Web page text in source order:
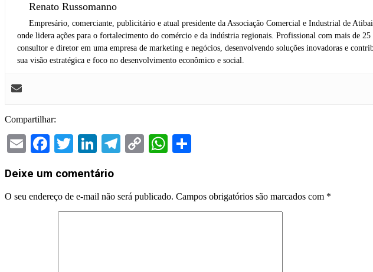
Renato Russomanno
Empresário, comerciante, publicitário e atual presidente da Associação Comercial e Industrial de
onde lidera ações para o fortalecimento do comércio e da indústria regionais. Profissional com mais de
consultor e diretor em uma empresa de marketing e negócios, desenvolvendo soluções inovadoras e
sua visão estratégica e foco no desenvolvimento econômico e social.
Compartilhar:
EmailFacebook
TwitterLinkedIn
Telegram
CopyWhatsApp
2024-
05-
04
Deixe um comentário
O seu endereço de e-mail não será publicado. Campos obrigatórios são marcados com *